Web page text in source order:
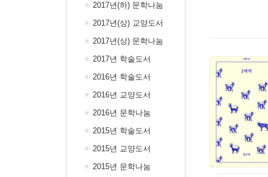
2017년(하) 문학나눔
2017년(상) 교양도서
2017년(상) 문학나눔
2017년 학술도서
2016년 학술도서
2016년 교양도서
2016년 문학나눔
2015년 학술도서
2015년 교양도서
2015년 문학나눔